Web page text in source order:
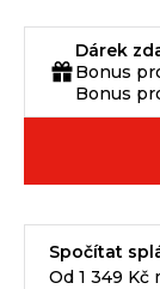
Dárek
Bonus
Bonus
Spočítat
Od 1 349 Kč